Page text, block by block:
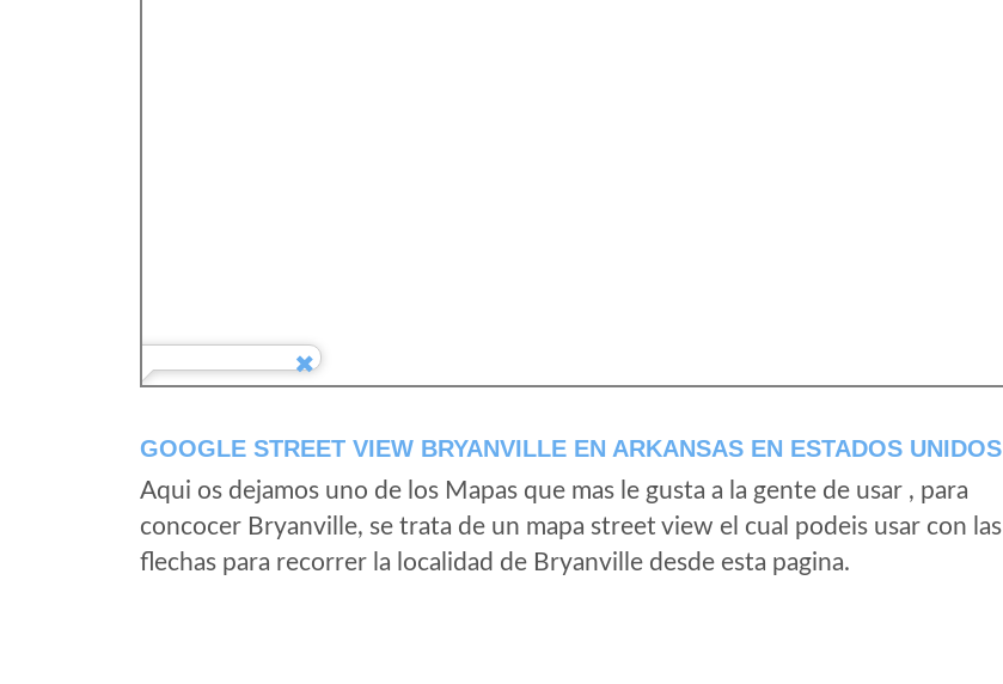
GOOGLE STREET VIEW BRYANVILLE EN ARKANSAS EN ESTADOS UNIDOS
Aqui os dejamos uno de los Mapas que mas le gusta a la gente de usar , para
concocer Bryanville, se trata de un mapa street view el cual podeis usar con las
flechas para recorrer la localidad de Bryanville desde esta pagina.